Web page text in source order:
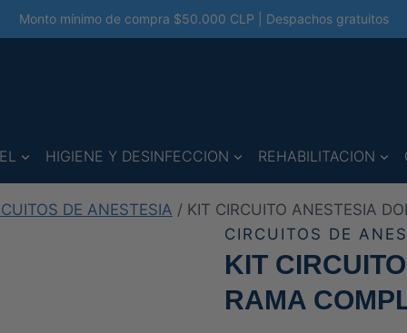
Monto mínimo de compra $50.000 CLP | Despachos gratuitos
HIGIENE Y DESINFECCION REHABILITACION
DE ANESTESIA / KIT CIRCUITO ANESTESIA
CIRCUITOS DE
KIT
RAMA